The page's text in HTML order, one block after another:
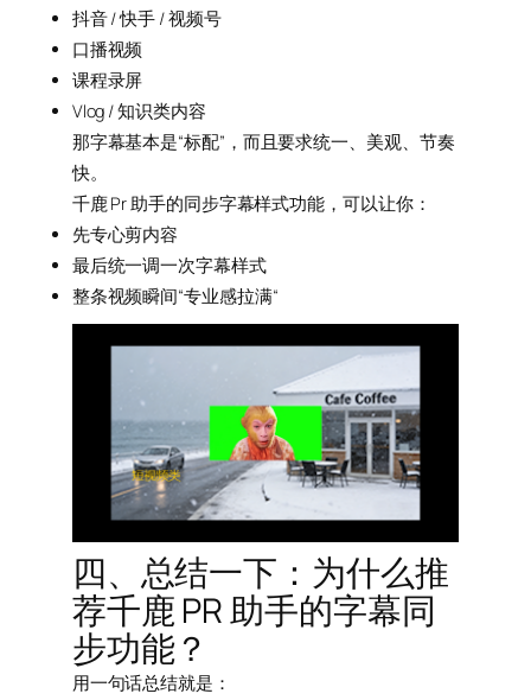
抖音 / 快手 / 视频号
口播视频
课程录屏
Vlog / 知识类内容
那字幕基本是“标配”，而且要求统一、美观、节奏
快。
千鹿 Pr 助手的同步字幕样式功能，可以让你：
先专心剪内容
最后统一调一次字幕样式
整条视频瞬间“专业感拉满“
四、总结一下：为什么推
荐千鹿 PR 助手的字幕同
步功能？
用一句话总结就是：